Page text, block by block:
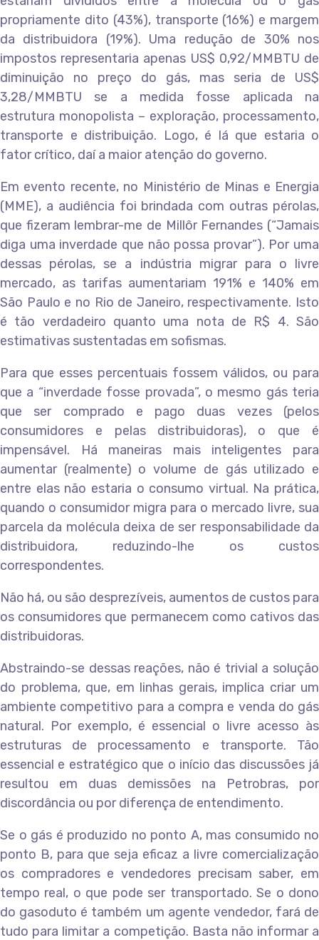
propriamente dito (43%), transporte (16%) e margem
da distribuidora (19%). Uma redução de 30% nos
impostos representaria apenas US$ 0,92/MMBTU de
diminuição no preço do gás, mas seria de US$
3,28/MMBTU se a medida fosse aplicada na
estrutura monopolista – exploração, processamento,
transporte e distribuição. Logo, é lá que estaria o
fator crítico, daí a maior atenção do governo.
Em evento recente, no Ministério de Minas e Energia
(MME), a audiência foi brindada com outras pérolas,
que fizeram lembrar-me de Millôr Fernandes (“Jamais
diga uma inverdade que não possa provar”). Por uma
dessas pérolas, se a indústria migrar para o livre
mercado, as tarifas aumentariam 191% e 140% em
São Paulo e no Rio de Janeiro, respectivamente. Isto
é tão verdadeiro quanto uma nota de R$ 4. São
estimativas sustentadas em sofismas.
Para que esses percentuais fossem válidos, ou para
que a “inverdade fosse provada”, o mesmo gás teria
que ser comprado e pago duas vezes (pelos
consumidores e pelas distribuidoras), o que é
impensável. Há maneiras mais inteligentes para
aumentar (realmente) o volume de gás utilizado e
entre elas não estaria o consumo virtual. Na prática,
quando o consumidor migra para o mercado livre, sua
parcela da molécula deixa de ser responsabilidade da
distribuidora, reduzindo-lhe os custos
correspondentes.
Não há, ou são desprezíveis, aumentos de custos para
os consumidores que permanecem como cativos das
distribuidoras.
Abstraindo-se dessas reações, não é trivial a solução
do problema, que, em linhas gerais, implica criar um
ambiente competitivo para a compra e venda do gás
natural. Por exemplo, é essencial o livre acesso às
estruturas de processamento e transporte. Tão
essencial e estratégico que o início das discussões já
resultou em duas demissões na Petrobras, por
discordância ou por diferença de entendimento.
Se o gás é produzido no ponto A, mas consumido no
ponto B, para que seja eficaz a livre comercialização
os compradores e vendedores precisam saber, em
tempo real, o que pode ser transportado. Se o dono
do gasoduto é também um agente vendedor, fará de
tudo para limitar a competição. Basta não informar a